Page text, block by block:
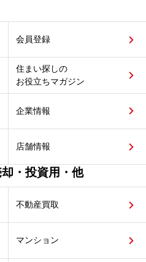
会員登録
住まい探しの
お役立ちマガジン
企業情報
店舗情報
・投資用・他
不動産買取
マンション